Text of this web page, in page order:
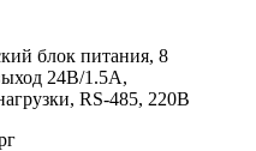
блок питания, 8
24В/1.5А,
RS-485, 220В